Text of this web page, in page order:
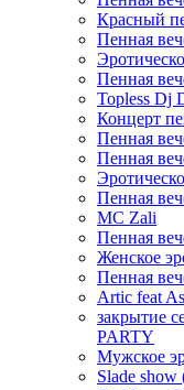
Красный
Пенная
Пенная
Topless Dj
Концерт
Пенная
Пенная
Пенная
MC Zali
Пенная
Женское
Пенная
Artic feat
закрытие
PARTY
Мужское
Slade